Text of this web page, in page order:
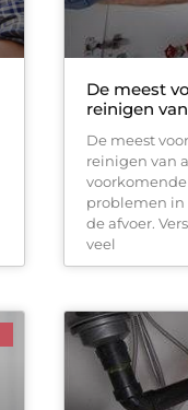
De meest
reinigen
De meest
reinigen van
problemen
de afvoer.
veel